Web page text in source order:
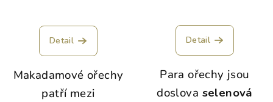
Detail
Makadamové ořechy
patří mezi
Detail
Para ořechy jsou
doslova selenová